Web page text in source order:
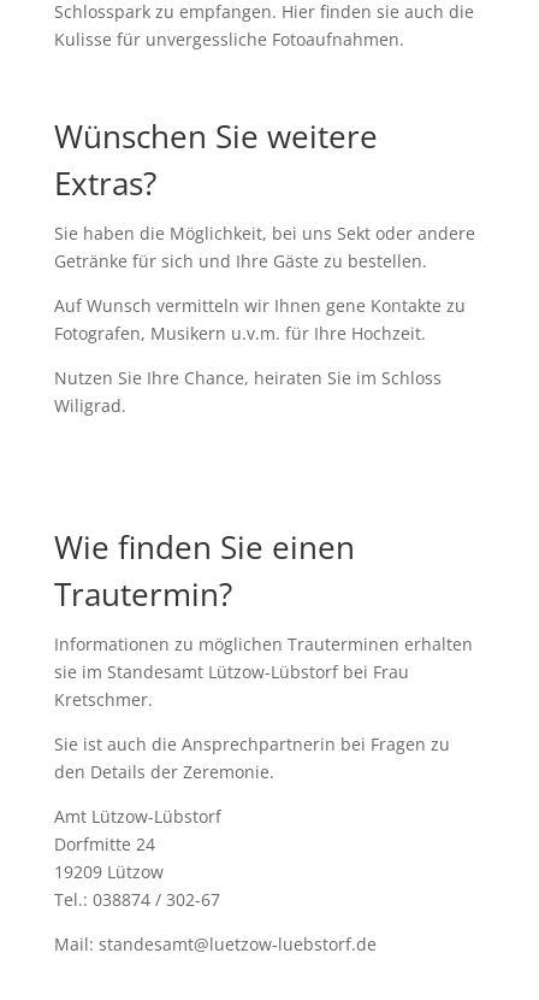
Schlosspark zu empfangen. Hier finden sie auch die
Kulisse für unvergessliche Fotoaufnahmen.
Wünschen Sie weitere
Extras?
Sie haben die Möglichkeit, bei uns Sekt oder andere
Getränke für sich und Ihre Gäste zu bestellen.
Auf Wunsch vermitteln wir Ihnen gene Kontakte zu
Fotografen, Musikern u.v.m. für Ihre Hochzeit.
Nutzen Sie Ihre Chance, heiraten Sie im Schloss
Wiligrad.
Wie finden Sie einen
Trautermin?
Informationen zu möglichen Trauterminen erhalten
sie im Standesamt Lützow-Lübstorf bei Frau
Kretschmer.
Sie ist auch die Ansprechpartnerin bei Fragen zu
den Details der Zeremonie.
Amt Lützow-Lübstorf
Dorfmitte 24
19209 Lützow
Tel.: 038874 / 302-67
Mail: standesamt@luetzow-luebstorf.de